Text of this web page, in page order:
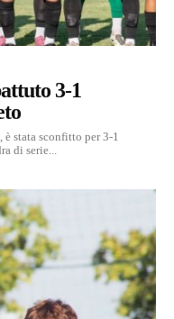
3-1
stata sconfitto per 3-1
di serie...